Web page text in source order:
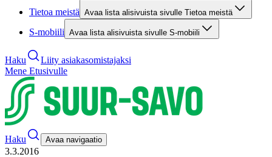
Tietoa meistä Avaa lista alisivuista sivulle Tietoa meistä
S-mobiili Avaa lista alisivuista sivulle S-mobiili
Haku
Liity asiakasomistajaksi
Mene Etusivulle
Haku Avaa navigaatio
3.3.2016